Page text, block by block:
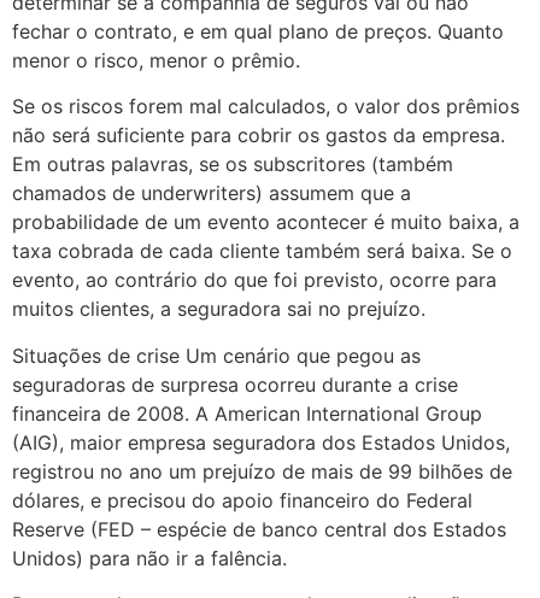
fechar o contrato, e em qual plano de preços. Quanto
menor o risco, menor o prêmio.
Se os riscos forem mal calculados, o valor dos prêmios
não será suficiente para cobrir os gastos da empresa.
Em outras palavras, se os subscritores (também
chamados de underwriters) assumem que a
probabilidade de um evento acontecer é muito baixa, a
taxa cobrada de cada cliente também será baixa. Se o
evento, ao contrário do que foi previsto, ocorre para
muitos clientes, a seguradora sai no prejuízo.
Situações de crise Um cenário que pegou as
seguradoras de surpresa ocorreu durante a crise
financeira de 2008. A American International Group
(AIG), maior empresa seguradora dos Estados Unidos,
registrou no ano um prejuízo de mais de 99 bilhões de
dólares, e precisou do apoio financeiro do Federal
Reserve (FED – espécie de banco central dos Estados
Unidos) para não ir a falência.